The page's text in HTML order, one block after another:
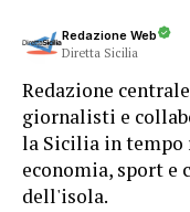
Redazione Web
Diretta Sicilia
Redazione
giornalisti e
la Sicilia in tempo
economia, sport e
dell'isola.